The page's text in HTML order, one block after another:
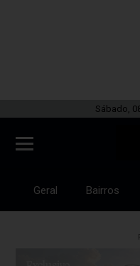
Sábado,
Geral Bairros